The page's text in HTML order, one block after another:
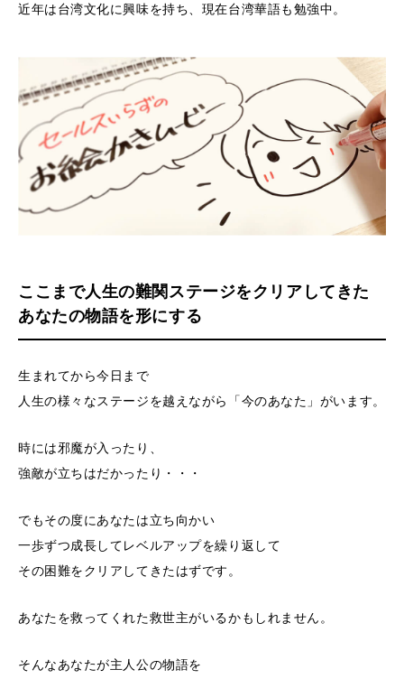
近年は台湾文化に興味を持ち、現在台湾華語も勉強中。
ここまで人生の難関ステージをクリアしてきた
あなたの物語を形にする
生まれてから今日まで
人生の様々なステージを越えながら「今のあなた」がいます。
時には邪魔が入ったり、
強敵が立ちはだかったり・・・
でもその度にあなたは立ち向かい
一歩ずつ成長してレベルアップを繰り返して
その困難をクリアしてきたはずです。
あなたを救ってくれた救世主がいるかもしれません。
そんなあなたが主人公の物語を